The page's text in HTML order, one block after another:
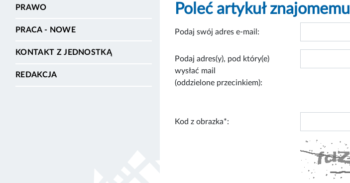
PRAWO
PRACA - NOWE
KONTAKT Z JEDNOSTKĄ
REDAKCJA
Poleć artykuł znajomemu
Podaj swój adres e-mail:
Podaj adres(y), pod który(e)
wysłać mail
(oddzielone przecinkiem):
Kod z obrazka*: